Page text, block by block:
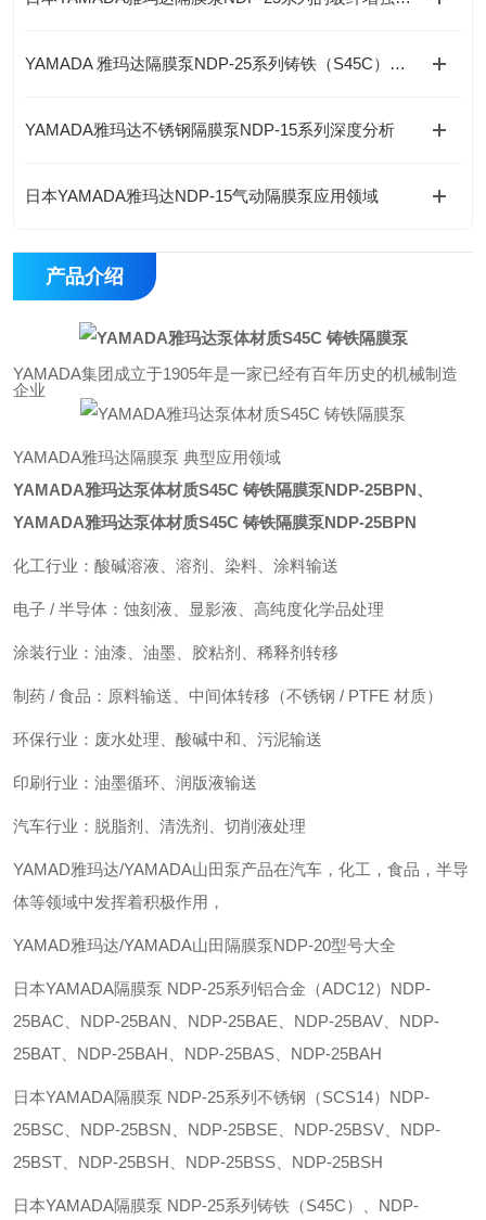
YAMADA 雅玛达隔膜泵NDP-25系列铸铁（S45C）简介
YAMADA雅玛达不锈钢隔膜泵NDP-15系列深度分析
日本YAMADA雅玛达NDP-15气动隔膜泵应用领域
产品介绍
YAMADA集团成立于1905年是一家已经有百年历史的机械制造
企业
YAMADA雅玛达隔膜泵 典型应用领域
YAMADA雅玛达泵体材质S45C 铸铁隔膜泵NDP-25BPN、
YAMADA雅玛达泵体材质S45C 铸铁隔膜泵NDP-25BPN
化工行业：酸碱溶液、溶剂、染料、涂料输送
电子 / 半导体：蚀刻液、显影液、高纯度化学品处理
涂装行业：油漆、油墨、胶粘剂、稀释剂转移
制药 / 食品：原料输送、中间体转移（不锈钢 / PTFE 材质）
环保行业：废水处理、酸碱中和、污泥输送
印刷行业：油墨循环、润版液输送
汽车行业：脱脂剂、清洗剂、切削液处理
YAMAD雅玛达/YAMADA山田泵产品在汽车，化工，食品，半导
体等领域中发挥着积极作用，
YAMAD雅玛达/YAMADA山田隔膜泵NDP-20型号大全
日本YAMADA隔膜泵 NDP-25系列铝合金（ADC12）NDP-
25BAC、NDP-25BAN、NDP-25BAE、NDP-25BAV、NDP-
25BAT、NDP-25BAH、NDP-25BAS、NDP-25BAH
日本YAMADA隔膜泵 NDP-25系列不锈钢（SCS14）NDP-
25BSC、NDP-25BSN、NDP-25BSE、NDP-25BSV、NDP-
25BST、NDP-25BSH、NDP-25BSS、NDP-25BSH
日本YAMADA隔膜泵 NDP-25系列铸铁（S45C）、NDP-